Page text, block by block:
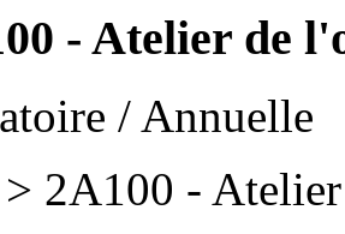
- Atelier de
/ Annuelle
> 2A100 -